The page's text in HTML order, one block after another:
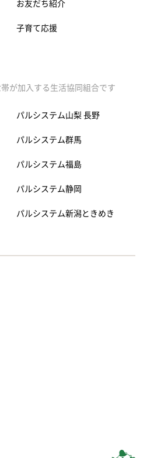
お友だち紹介
子育て応援
が加入する生活協同組合です
パルシステム山梨 長野
パルシステム群馬
パルシステム福島
パルシステム静岡
パルシステム新潟ときめき